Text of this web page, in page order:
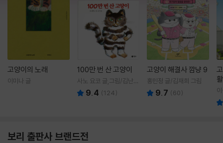
고양이의 노래
이미나 글
100만 번 산 고양이
사노 요코 글,그림/김난주
역 9.4 (124)
고양이 해결사 깜냥 9
홍민정 글/김재희 그림
9.7 (60)
보리 출판사 브랜드전